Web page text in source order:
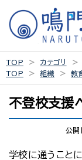
TOP カテゴリ
TOP
組織 教
不登校支援
公
学校に通うこと